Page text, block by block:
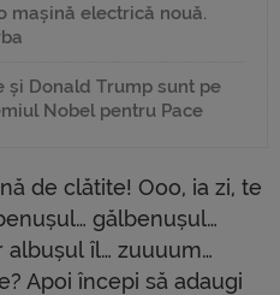
mașină electrică nouă.
și Donald Trump sunt pe
Nobel pentru Pace
de clătite! Ooo, ia zi, te
gălbenușul…
albușul îl… zuuuum…
Apoi începi să adaugi